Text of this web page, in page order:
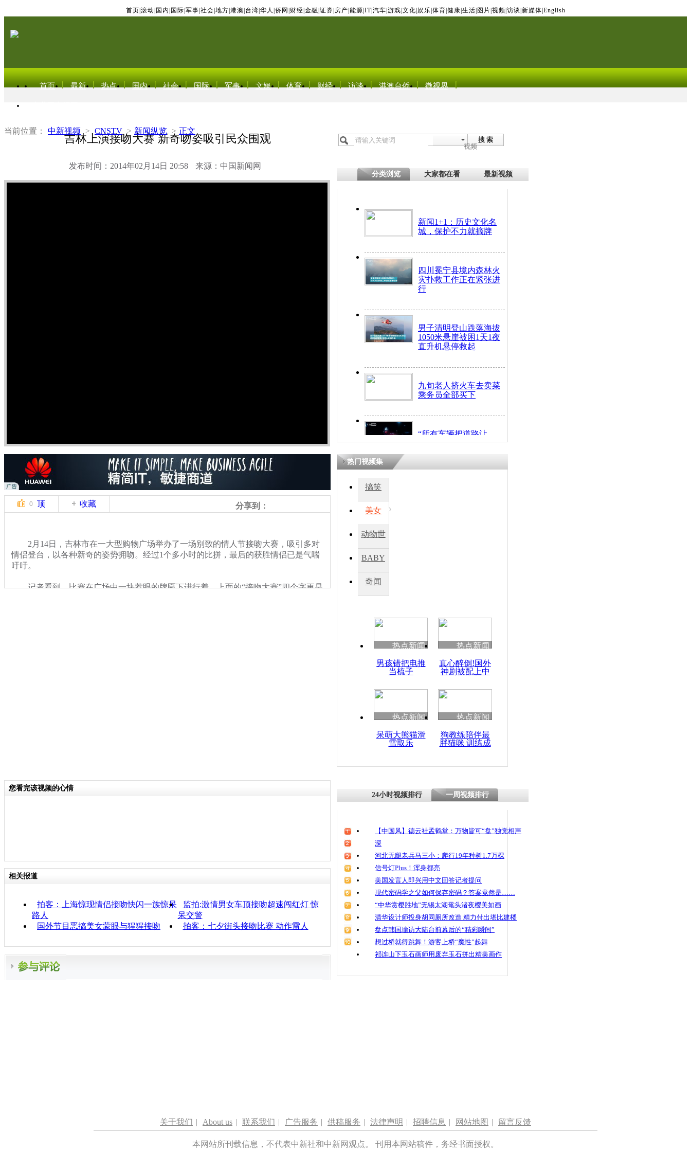
首页 滚动 国内 国际 军事 社会 地方 港澳 台湾 华人 侨网 财经 金融 证券 房产 能源 IT| 汽车 游戏 文化 娱乐 体育 健康 生活 图片 视频 访谈 新媒体 English
首页 最新 热点 国内 社会 国际 军事 文娱 体育 财经 访谈 港澳台侨 微视界
当前位置： 中新视频 > CNSTV > 新闻纵览 > 正文
吉林上演接吻大赛 新奇吻姿吸引民众围观
发布时间：2014年02月14日 20:58 来源：中国新闻网
搜 索
视频
分类浏览 大家都在看 最新视频
新闻1+1：历史文化名
城，保护不力就摘牌
四川冕宁县境内森林火
灾扑救工作正在紧张进
行
男子清明登山跌落海拔
1050米悬崖被困1天1夜
直升机悬停救起
九旬老人挤火车去卖菜
乘务员全部买下
“所有车辆把道路让
开！”儿童突发疾病交
因
度苗族花山节
魂
0 顶 收藏 分享到：
2月14日，吉林市在一大型购物广场举办了一场别致的情人节接吻大赛，吸引多对
情侣登台，以各种新奇的姿势拥吻。经过1个多小时的比拼，最后的获胜情侣已是气喘
吁吁。
记者看到，比赛在广场中一块惹眼的牌匾下进行着，上面的“接吻大赛”四个字更是
热门视频集
搞笑
美女
动物世
BABY
秀
奇闻
热点新闻
男孩错把电推
当梳子
热点新闻
真心醉倒!国外
神剧被配上中
热点新闻
呆萌大熊猫滑
雪取乐
热点新闻
狗教练陪伴最
胖猫咪 训练成
您看完该视频的心情
相关报道
拍客：上海惊现情侣接吻快闪一族惊呆
路人
监拍:激情男女车顶接吻超速闯红灯 惊
呆交警
国外节目恶搞美女蒙眼与猩猩接吻
拍客：七夕街头接吻比赛 动作雷人
24小时视频排行 一周视频排行
【中国风】德云社孟鹤堂：万物皆可“盘”独觉相声
深
河北无腿老兵马三小：爬行19年种树1.7万棵
信号灯Plus！浑身都亮
美国发言人即兴用中文回答记者提问
现代密码学之父如何保存密码？答案竟然是……
“中华赏樱胜地”无锡太湖鼋头渚夜樱美如画
清华设计师投身胡同厕所改造 精力付出堪比建楼
盘点韩国瑜访大陆台前幕后的“精彩瞬间”
想过桥就得跳舞！游客上桥“魔性”起舞
祁连山下玉石画师用废弃玉石拼出精美画作
关于我们 | About us | 联系我们 | 广告服务 | 供稿服务 | 法律声明 | 招聘信息 | 网站地图 | 留言反馈
本网站所刊载信息，不代表中新社和中新网观点。 刊用本网站稿件，务经书面授权。